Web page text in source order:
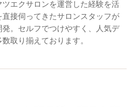
エクサロンを運営した経験を活
接伺ってきたサロンスタッフが
。セルフでつけやすく、人気デ
取り揃えております。